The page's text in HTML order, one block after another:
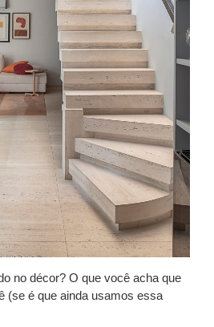
no décor? O que você acha que
(se é que ainda usamos essa